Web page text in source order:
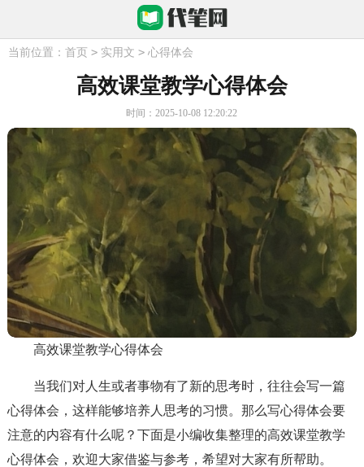
当前位置： 首页 > 实用文 > 心得体会
高效课堂教学心得体会
时间：2025-10-08 12:20:22
高效课堂教学心得体会
当我们对人生或者事物有了新的思考时，往往会写一篇
心得体会，这样能够培养人思考的习惯。那么写心得体会要
注意的内容有什么呢？下面是小编收集整理的高效课堂教学
心得体会，欢迎大家借鉴与参考，希望对大家有所帮助。